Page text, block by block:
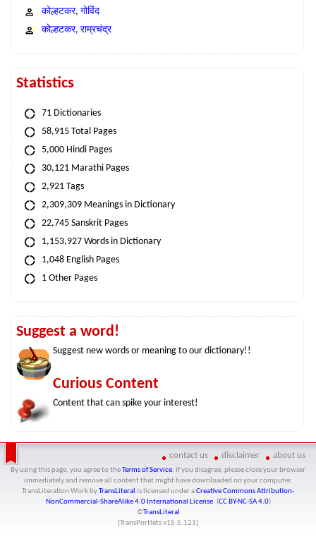
कोल्हटकर, गोविंद
कोल्हटकर, राम्रचंद्र
Statistics
71 Dictionaries
58,915 Total Pages
5,000 Hindi Pages
30,121 Marathi Pages
2,921 Tags
2,309,309 Meanings in Dictionary
22,745 Sanskrit Pages
1,153,927 Words in Dictionary
1,048 English Pages
1 Other Pages
Suggest a word!
Suggest new words or meaning to our dictionary!!
Curious Content
Content that can spike your interest!
contact us disclaimer about us
By using this page, you agree to the Terms of Service. If you disagree, please close your browser
immediately and remove all content that might have downloaded on your computer.
TransLiteration Workby TransLiteral is licensed under aCreative Commons Attribution-
NonCommercial-ShareAlike 4.0 International License. (CC BY-NC-SA 4.0)
©TransLiteral
[TransPortlets v15.5.121